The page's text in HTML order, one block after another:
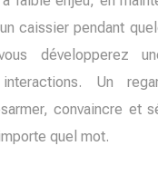
caissier pendant
vous développerez
Un
convaincre et
quel mot.